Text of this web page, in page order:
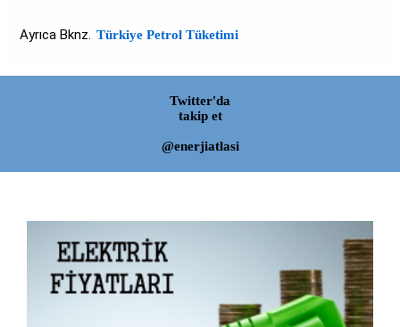
Ayrıca Bknz. Türkiye Petrol Tüketimi
Twitter'da
takip et
@enerjiatlasi